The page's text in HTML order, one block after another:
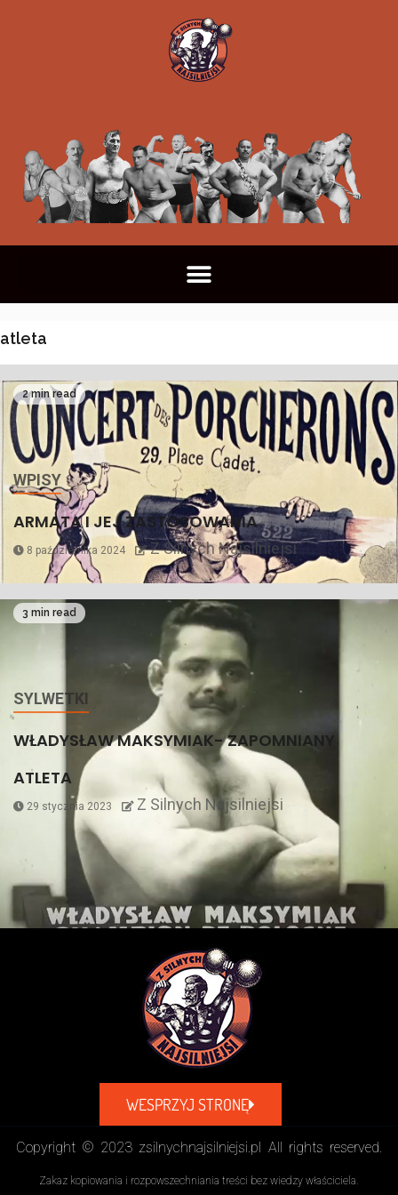
atleta
2 min read
WPISY
ARMATA I JEJ ZASTOSOWANIA
8 października 2024 Z Silnych Najsilniejsi
3 min read
SYLWETKI
WŁADYSŁAW MAKSYMIAK- ZAPOMNIANY
ATLETA
29 stycznia 2023 Z Silnych Najsilniejsi
WESPRZYJ STRONĘ
Copyright © 2023 zsilnychnajsilniejsi.pl All rights reserved.
Zakaz kopiowania i rozpowszechniania treści bez wiedzy właściciela.